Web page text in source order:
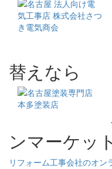
替えなら
ンマーケット
リフォーム工事会社のオン